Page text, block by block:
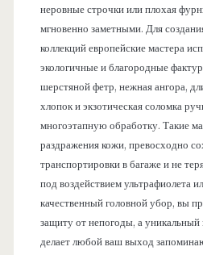
неровные строчки или плохая
мгновенно заметными. Для
коллекций европейские мастера
экологичные и благородные
шерстяной фетр, нежная ангора,
хлопок и экзотическая соломка
многоэтапную обработку. Такие
раздражения кожи, превосходно
транспортировки в багаже и не
под воздействием ультрафиолета
качественный головной убор, вы
защиту от непогоды, а уникальный
делает любой ваш выход